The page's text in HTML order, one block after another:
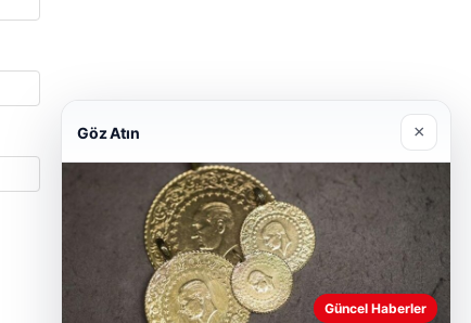
Göz Atın ×
Güncel Haberler